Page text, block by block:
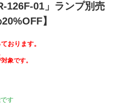
126F-01」ランプ別売
】
おります。
象です。
す